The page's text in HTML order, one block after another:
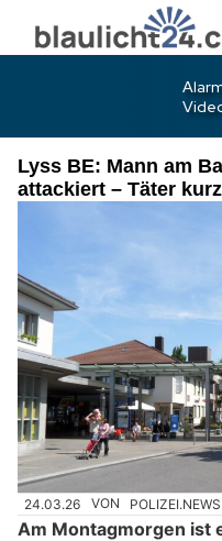
Lyss BE: Mann am
attackiert – Täter
24.03.26 VON
Am Montagmorgen ist